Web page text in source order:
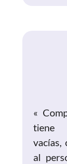
«
tiene
vacías,
al